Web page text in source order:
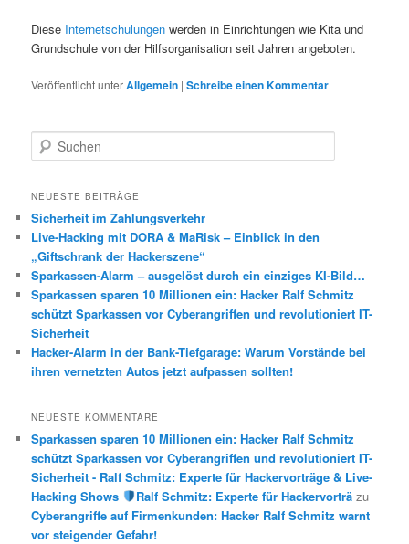
Diese Internetschulungen werden in Einrichtungen wie Kita und
Grundschule von der Hilfsorganisation seit Jahren angeboten.
Veröffentlicht unterAllgemein |Schreibe einen Kommentar
u
h
n
NEUESTE BEITRÄGE
Sicherheit im Zahlungsverkehr
Live-Hacking mit DORA & MaRisk – Einblick in den
„Giftschrank der Hackerszene“
Sparkassen-Alarm – ausgelöst durch ein einziges KI-Bild…
Sparkassen sparen 10 Millionen ein: Hacker Ralf Schmitz
schützt Sparkassen vor Cyberangriffen und revolutioniert IT-
Sicherheit
Hacker-Alarm in der Bank-Tiefgarage: Warum Vorstände bei
ihren vernetzten Autos jetzt aufpassen sollten!
NEUESTE KOMMENTARE
Sparkassen sparen 10 Millionen ein: Hacker Ralf Schmitz
schützt Sparkassen vor Cyberangriffen und revolutioniert IT-
Sicherheit - Ralf Schmitz: Experte für Hackervorträge & Live-
Hacking Shows
Ralf Schmitz: Experte für Hackervorträzu
Cyberangriffe auf Firmenkunden: Hacker Ralf Schmitz warnt
vor steigender Gefahr!